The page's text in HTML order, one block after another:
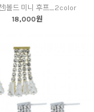
]볼드 미니 후프_2color
18,000원